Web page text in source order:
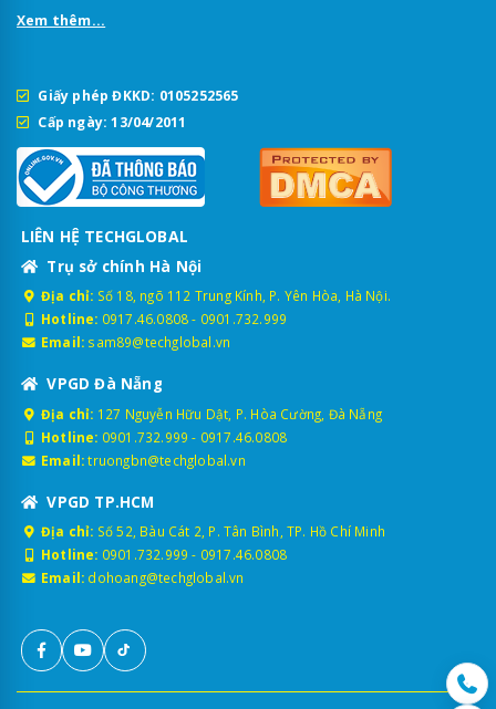
Xem thêm...
Giấy phép ĐKKD: 0105252565
Cấp ngày: 13/04/2011
LIÊN HỆ TECHGLOBAL
Trụ sở chính Hà Nội
Địa chỉ: Số 18, ngõ 112 Trung Kính, P. Yên Hòa, Hà Nội.
Hotline: 0917.46.0808- 0901.732.999
Email: sam89@techglobal.vn
VPGD Đà Nẵng
Địa chỉ: 127 Nguyễn Hữu Dật, P. Hòa Cường, Đà Nẵng
Hotline: 0901.732.999 - 0917.46.0808
Email: truongbn@techglobal.vn
VPGD TP.HCM
Địa chỉ: Số 52, Bàu Cát 2, P. Tân Bình, TP. Hồ Chí Minh
Hotline: 0901.732.999 - 0917.46.0808
Email: dohoang@techglobal.vn